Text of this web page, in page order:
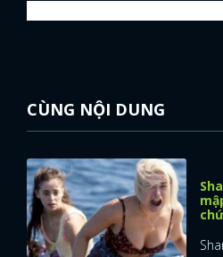
CÙNG NỘI DUNG